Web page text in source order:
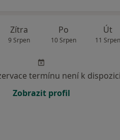
Zítra
9 Srpen
Po
10 Srpen
Út
11 Srpen
termínu není k dispozici
Zobrazit profil